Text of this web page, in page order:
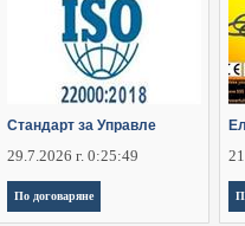
Стандарт за Управле
29.7.2026 г. 0:25:49
По договаряне